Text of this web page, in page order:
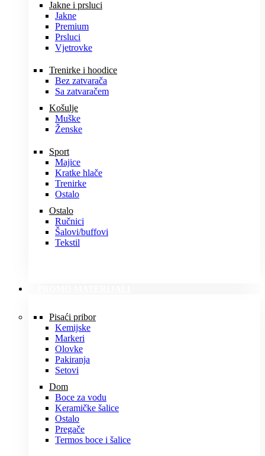
Jakne i prsluci
Jakne
Premium
Prsluci
Vjetrovke
Trenirke i hoodice
Bez zatvarača
Sa zatvaračem
Košulje
Muške
Ženske
Sport
Majice
Kratke hlače
Trenirke
Ostalo
Ostalo
Ručnici
Šalovi/buffovi
Tekstil
Pisaći pribor
Kemijske
Markeri
Olovke
Pakiranja
Setovi
Dom
Boce za vodu
Keramičke šalice
Ostalo
Pregače
Termos boce i šalice